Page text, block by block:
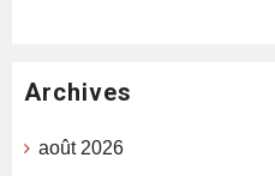
Archives
août 2026